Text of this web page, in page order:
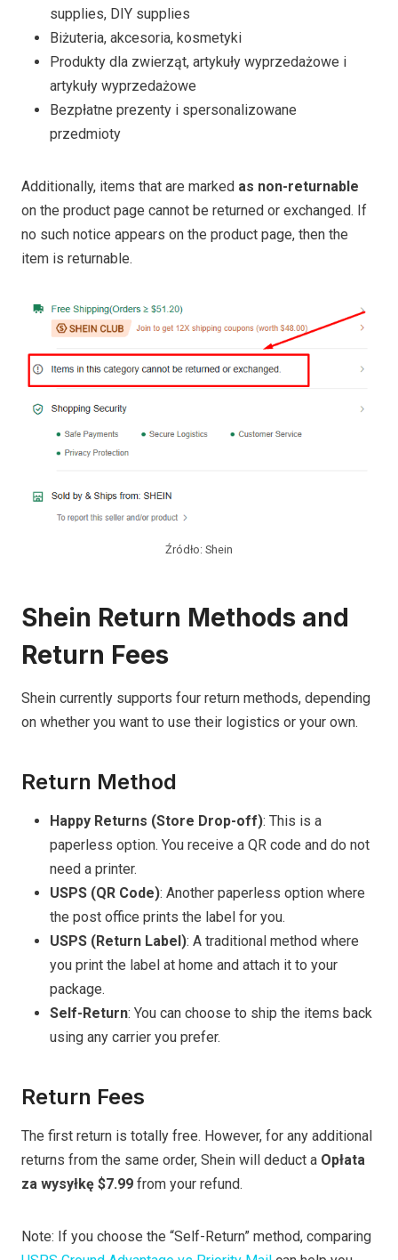
supplies, DIY supplies
Biżuteria, akcesoria, kosmetyki
Produkty dla zwierząt, artykuły wyprzedażowe i
artykuły wyprzedażowe
Bezpłatne prezenty i spersonalizowane
przedmioty
Additionally, items that are marked as non-returnable
on the product page cannot be returned or exchanged. If
no such notice appears on the product page, then the
item is returnable.
Źródło: Shein
Shein Return Methods and
Return Fees
Shein currently supports four return methods, depending
on whether you want to use their logistics or your own.
Return Method
Happy Returns (Store Drop-off): This is a
paperless option. You receive a QR code and do not
need a printer.
USPS (QR Code): Another paperless option where
the post office prints the label for you.
USPS (Return Label): A traditional method where
you print the label at home and attach it to your
package.
Self-Return: You can choose to ship the items back
using any carrier you prefer.
Return Fees
The first return is totally free. However, for any additional
returns from the same order, Shein will deduct a Opłata
za wysyłkę $7.99 from your refund.
Note: If you choose the “Self-Return” method, comparing